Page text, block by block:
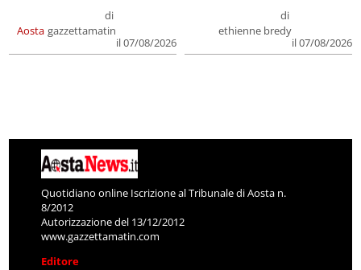
Aosta
di
gazzettamatin
il 07/08/2026
di
ethienne bredy
il 07/08/2026
Quotidiano online Iscrizione al Tribunale di Aosta n.
8/2012
Autorizzazione del 13/12/2012
www.gazzettamatin.com
Editore